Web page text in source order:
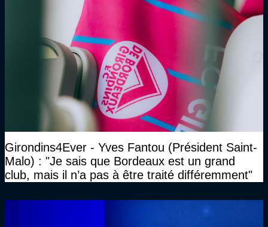
Girondins4Ever - Yves Fantou (Président Saint-
Malo) : "Je sais que Bordeaux est un grand
club, mais il n’a pas à être traité différemment"